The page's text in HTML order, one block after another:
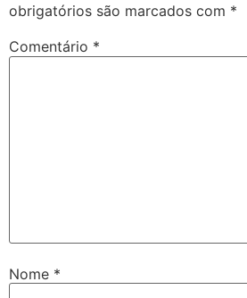
obrigatórios são marcados com *
Comentário *
Nome *